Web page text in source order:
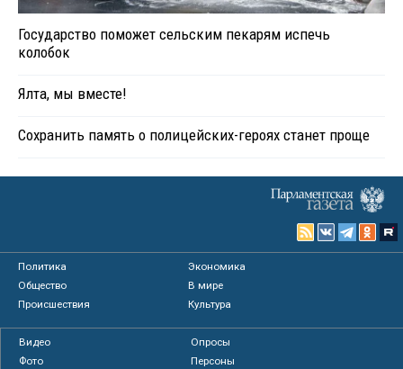
Государство поможет сельским пекарям испечь
колобок
Ялта, мы вместе!
Сохранить память о полицейских-героях станет проще
Политика
Экономика
Общество
В мире
Происшествия
Культура
Видео
Опросы
Фото
Персоны